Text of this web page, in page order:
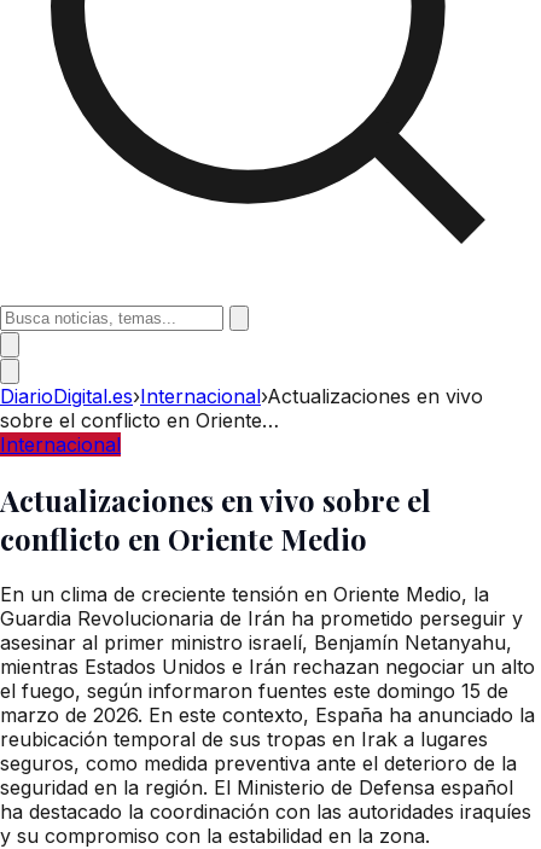
DiarioDigital.es›Internacional›Actualizaciones en vivo
sobre el conflicto en Oriente…
Internacional
Actualizaciones en vivo sobre el
conflicto en Oriente Medio
En un clima de creciente tensión en Oriente Medio, la
Guardia Revolucionaria de Irán ha prometido perseguir y
asesinar al primer ministro israelí, Benjamín Netanyahu,
mientras Estados Unidos e Irán rechazan negociar un alto
el fuego, según informaron fuentes este domingo 15 de
marzo de 2026. En este contexto, España ha anunciado la
reubicación temporal de sus tropas en Irak a lugares
seguros, como medida preventiva ante el deterioro de la
seguridad en la región. El Ministerio de Defensa español
ha destacado la coordinación con las autoridades iraquíes
y su compromiso con la estabilidad en la zona.